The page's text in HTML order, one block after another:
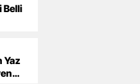
İnşa
Belli
Yaz